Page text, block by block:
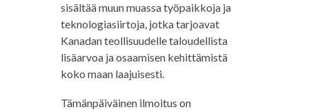
sisältää muun muassa työpaikkoja ja
teknologiasiirtoja, jotka tarjoavat
Kanadan teollisuudelle taloudellista
lisäarvoa ja osaamisen kehittämistä
koko maan laajuisesti.
Tämänpäiväinen ilmoitus on